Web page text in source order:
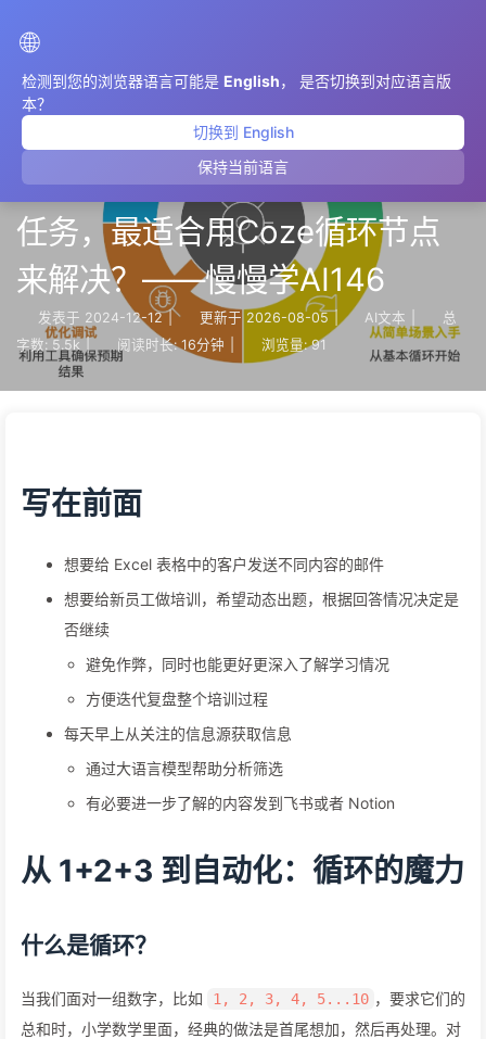
🌐
检测到您的浏览器语言可能是 English， 是否切换到对应语言版
本？
切换到 English
保持当前语言
【场景驱动】企业的哪些重复性
任务，最适合用Coze循环节点
来解决？——慢慢学AI146
发表于 2024-12-12 | 更新于 2026-08-05 | AI文本
总
字数: 5.5k 阅读时长: 16分钟 浏览量: 91
写在前面
想要给 Excel 表格中的客户发送不同内容的邮件
想要给新员工做培训，希望动态出题，根据回答情况决定是
否继续
避免作弊，同时也能更好更深入了解学习情况
方便迭代复盘整个培训过程
每天早上从关注的信息源获取信息
通过大语言模型帮助分析筛选
有必要进一步了解的内容发到飞书或者 Notion
从 1+2+3 到自动化：循环的魔力
什么是循环？
当我们面对一组数字，比如 1, 2, 3, 4, 5...10 ，要求它们的
总和时，小学数学里面，经典的做法是首尾想加，然后再处理。对